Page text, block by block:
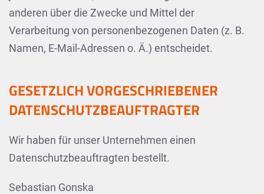
anderen über die Zwecke und Mittel der
Verarbeitung von personenbezogenen Daten (z. B.
Namen, E-Mail-Adressen o. Ä.) entscheidet.
GESETZLICH VORGESCHRIEBENER
DATENSCHUTZBEAUFTRAGTER
Wir haben für unser Unternehmen einen
Datenschutzbeauftragten bestellt.
Sebastian Gonska